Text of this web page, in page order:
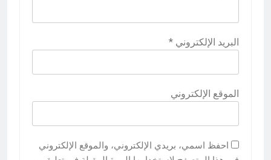
البريد الإلكتروني *
الموقع الإلكتروني
احفظ اسمي، بريدي الإلكتروني، والموقع الإلكتروني